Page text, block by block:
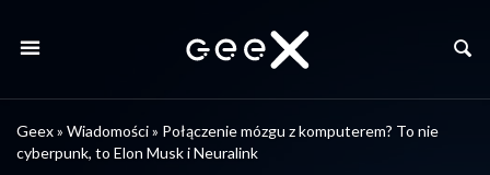
Geex» Wiadomości» Połączenie mózgu z komputerem? To nie
cyberpunk, to Elon Musk i Neuralink